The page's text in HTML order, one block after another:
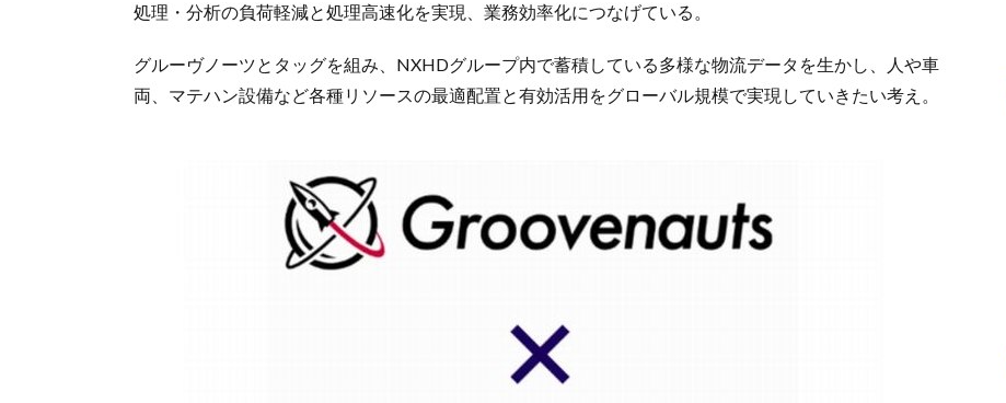
処理・分析の負荷軽減と処理高速化を実現、業務効率化につなげている。
グルーヴノーツとタッグを組み、NXHDグループ内で蓄積している多様な物流データを生かし、人や車
両、マテハン設備など各種リソースの最適配置と有効活用をグローバル規模で実現していきたい考え。